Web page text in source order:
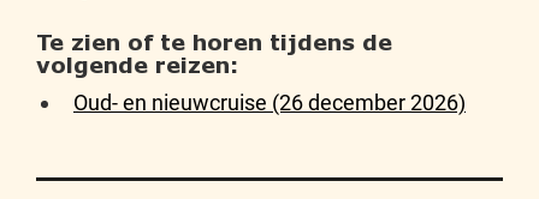
Te zien of te horen tijdens de
volgende reizen:
Oud- en nieuwcruise (26 december 2026)